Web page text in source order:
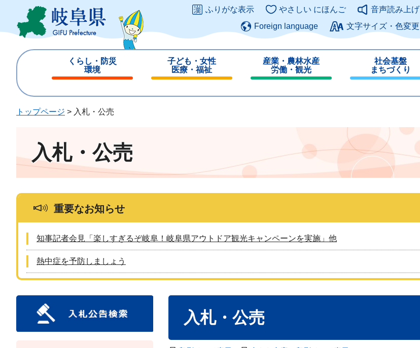
ジ
ュ
このページの本文へ
ふりがな表示 やさしい にほんご
音声読み上げ
Foreign language
文字サイズ・色変更
くらし・防災
環境
じ
子ども・女性
医療・福祉
じ
産業・農林水産
労働・観光
じ
社会基盤
まちづくり
じ
トップページ > 入札・公売
入札・公売
重要なお知らせ
知事記者会見「楽しすぎるぞ岐阜！岐阜県アウトドア観光キャンペーンを実施」他
熱中症を予防しましょう
入札・公売